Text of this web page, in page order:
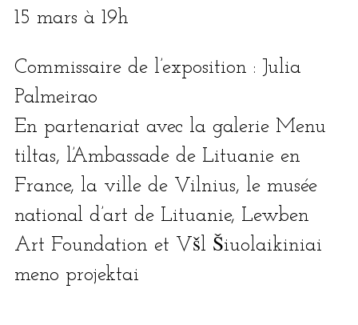
15 mars à 19h
Commissaire de l’ex­po­si­tion : Julia
Palmeirao
En par­te­na­riat avec la gale­rie Menu
til­tas, l’Ambassade de Lituanie en
France, la ville de Vilnius, le musée
natio­nal d’art de Lituanie, Lewben
Art Foundation et Všl Šiuolaikiniai
meno projektai